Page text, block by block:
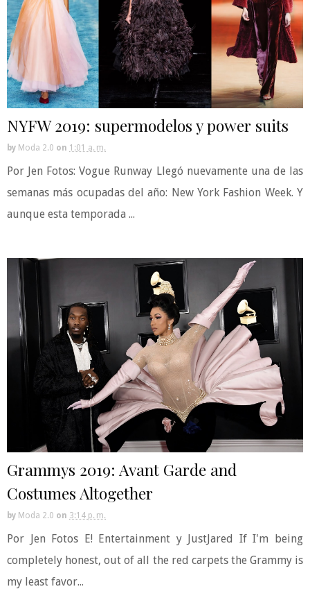
NYFW 2019: supermodelos y power suits
by Moda 2.0 on 1:01 a. m.
Por Jen Fotos: Vogue Runway Llegó nuevamente una de las
semanas más ocupadas del año: New York Fashion Week. Y
aunque esta temporada ...
Grammys 2019: Avant Garde and
Costumes Altogether
by Moda 2.0 on 3:14 p. m.
Por Jen Fotos E! Entertainment y JustJared If I'm being
completely honest, out of all the red carpets the Grammy is
my least favor...